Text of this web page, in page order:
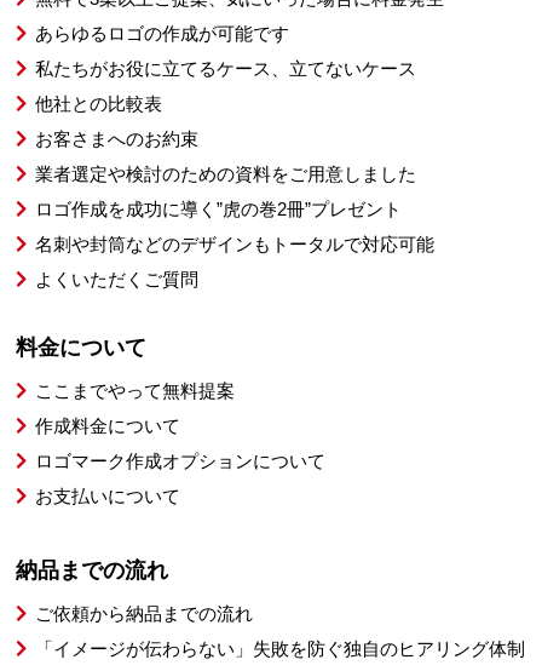
あらゆるロゴの作成が可能です
私たちがお役に立てるケース、立てないケース
他社との比較表
お客さまへのお約束
業者選定や検討のための資料をご用意しました
ロゴ作成を成功に導く”虎の巻2冊”プレゼント
名刺や封筒などのデザインもトータルで対応可能
よくいただくご質問
料金について
ここまでやって無料提案
作成料金について
ロゴマーク作成オプションについて
お支払いについて
納品までの流れ
ご依頼から納品までの流れ
「イメージが伝わらない」失敗を防ぐ独自のヒアリング体制